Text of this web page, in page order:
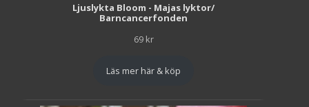
Ljuslykta Bloom - Majas lyktor/
Barncancerfonden
69 kr
Läs mer här & köp